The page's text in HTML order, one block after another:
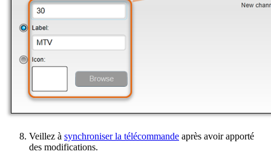
Veillez à synchroniser la télécommande après avoir apporté
des modifications.